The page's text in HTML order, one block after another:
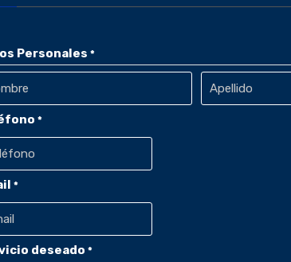
Personales *
*
*
deseado *